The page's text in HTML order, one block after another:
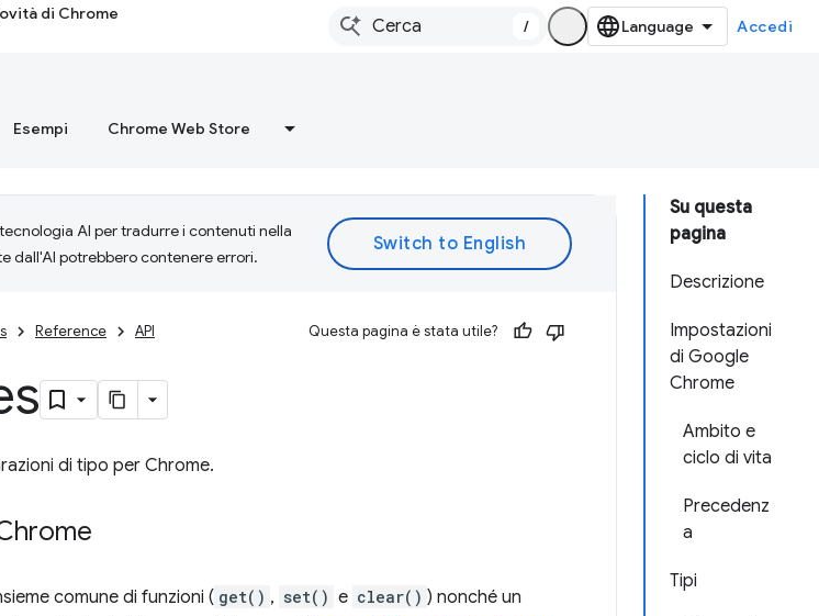
di Chrome
/ Accedi
Esempi Chrome Web Store
Su questa
pagina
Descrizione
Impostazioni
di Google
Chrome
Ambito e
ciclo di vita
Precedenz
a
Tipi
AI per tradurre i contenuti nella
dall'AI potrebbero contenere errori.
Reference API Questa pagina è stata utile?
di tipo per Chrome.
comune di funzioni ( get() , set() e clear() ) nonché un